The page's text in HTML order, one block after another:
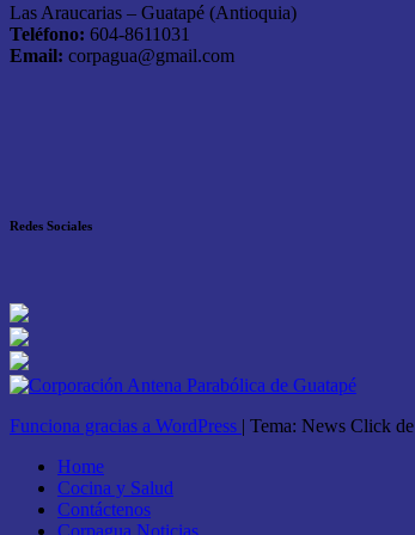
Las Araucarias – Guatapé (Antioquia)
Teléfono: 604-8611031
Email: corpagua@gmail.com
Redes Sociales
Funciona gracias a WordPress | Tema: News Click de
Home
Cocina y Salud
Contáctenos